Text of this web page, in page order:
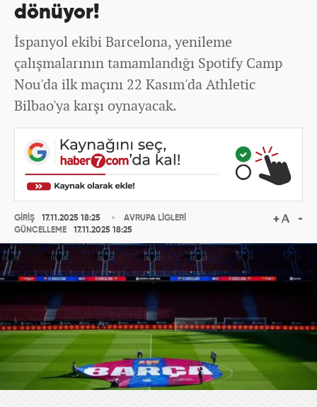
dönüyor!
İspanyol ekibi Barcelona, yenileme
çalışmalarının tamamlandığı Spotify Camp
Nou'da ilk maçını 22 Kasım'da Athletic
Bilbao'ya karşı oynayacak.
GİRİŞ
17.11.2025 18:25
GÜNCELLEME
17.11.2025 18:25
AVRUPA LİGLERİ